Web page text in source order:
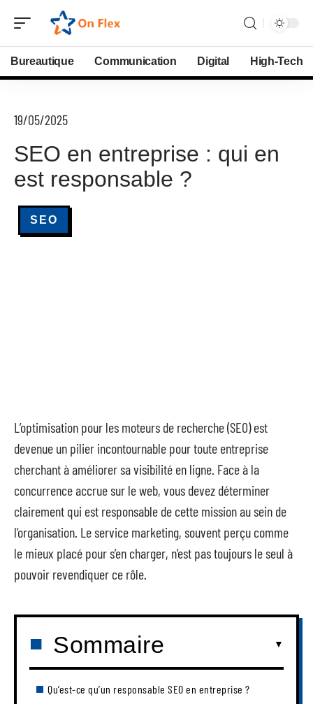
Bureautique Communication Digital High-Tech
19/05/2025
SEO en entreprise : qui en
est responsable ?
SEO
L’optimisation pour les moteurs de recherche (SEO) est
devenue un pilier incontournable pour toute entreprise
cherchant à améliorer sa visibilité en ligne. Face à la
concurrence accrue sur le web, vous devez déterminer
clairement qui est responsable de cette mission au sein de
l’organisation. Le service marketing, souvent perçu comme
le mieux placé pour s’en charger, n’est pas toujours le seul à
pouvoir revendiquer ce rôle.
Sommaire
Qu’est-ce qu’un responsable SEO en entreprise ?